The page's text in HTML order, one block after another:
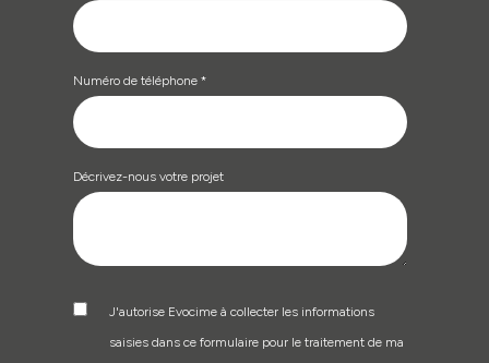
Numéro de téléphone *
Décrivez-nous votre projet
J'autorise Evocime à collecter les informations
saisies dans ce formulaire pour le traitement de ma